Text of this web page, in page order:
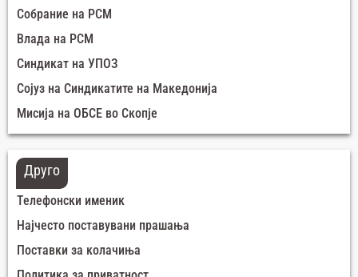
Собрание на РСМ
Влада на РСМ
Синдикат на УПОЗ
Сојуз на Синдикатите на Македонија
Мисија на ОБСЕ во Скопје
Друго
Телефонски именик
Најчесто поставувани прашања
Поставки за колачиња